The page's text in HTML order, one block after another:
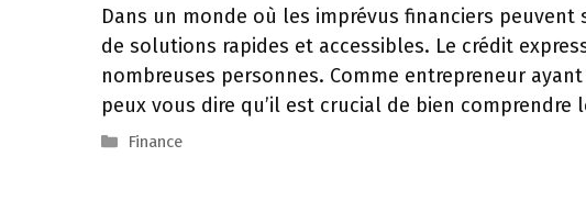
Dans un monde où les imprévus financiers
de solutions rapides et accessibles. Le crédit
nombreuses personnes. Comme entrepreneur
peux vous dire qu’il est crucial de bien
Catégories
Finance